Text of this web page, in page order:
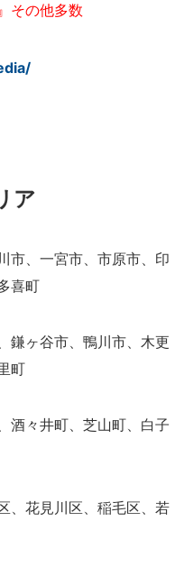
その他多数
ア
市、一宮市、市原市、印
喜町
鎌ヶ谷市、鴨川市、木更
町
酒々井町、芝山町、白子
、花見川区、稲毛区、若